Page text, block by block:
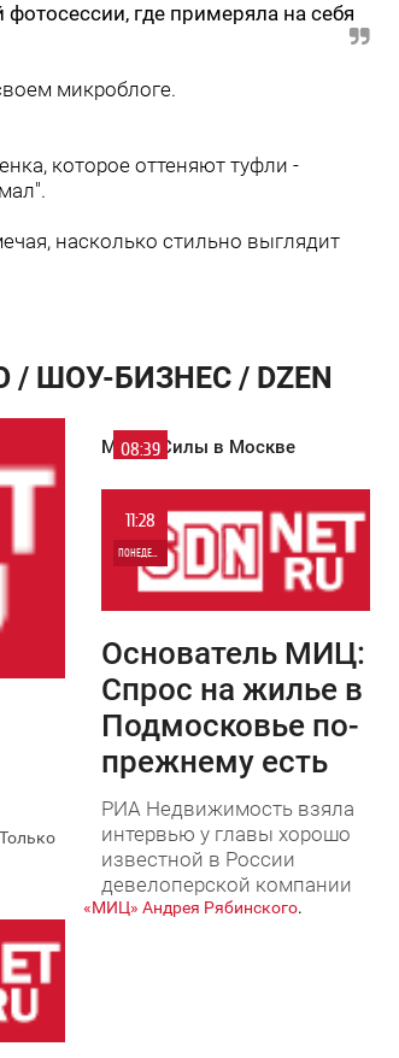
где примеряла на себя
микроблоге.
которое оттеняют туфли -
насколько стильно выглядит
ШОУ-БИЗНЕС / DZEN
08:39
7 525
Место Силы в Москве
11:28
ПОНЕДЕЛЬНИК
5 732
Основатель МИЦ:
Спрос на жилье в
Подмосковье по-
прежнему есть
РИА Недвижимость взяла
интервью у главы хорошо
известной в России
девелоперской компании
«МИЦ» Андрея Рябинского.